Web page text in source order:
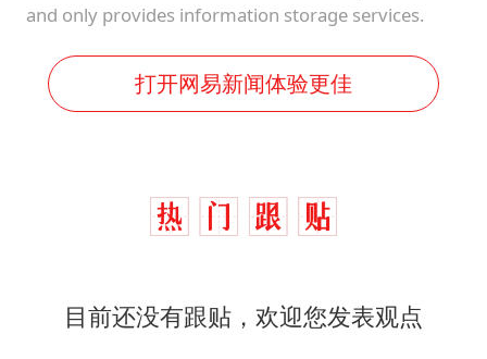
and only provides information storage services.
打开网易新闻体验更佳
目前还没有跟贴，欢迎您发表观点